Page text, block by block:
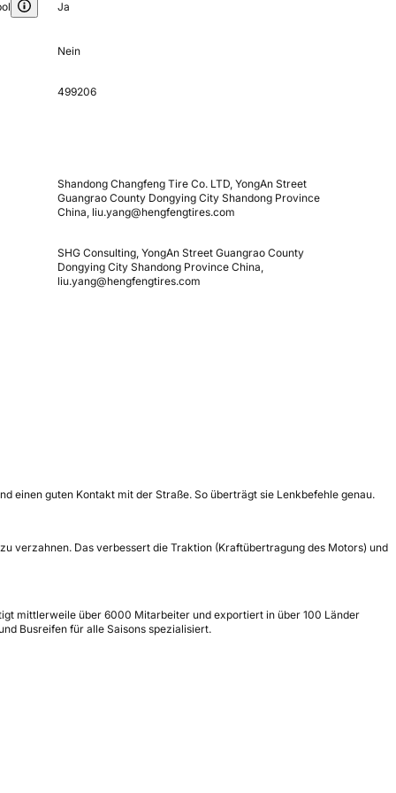
Ja
Nein
499206
Shandong Changfeng Tire Co. LTD, YongAn Street
Guangrao County Dongying City Shandong Province
China, liu.yang@hengfengtires.com
SHG Consulting, YongAn Street Guangrao County
Dongying City Shandong Province China,
liu.yang@hengfengtires.com
einen guten Kontakt mit der Straße. So überträgt sie Lenkbefehle genau.
verzahnen. Das verbessert die Traktion (Kraftübertragung des Motors) und
mittlerweile über 6000 Mitarbeiter und exportiert in über 100 Länder
Busreifen für alle Saisons spezialisiert.